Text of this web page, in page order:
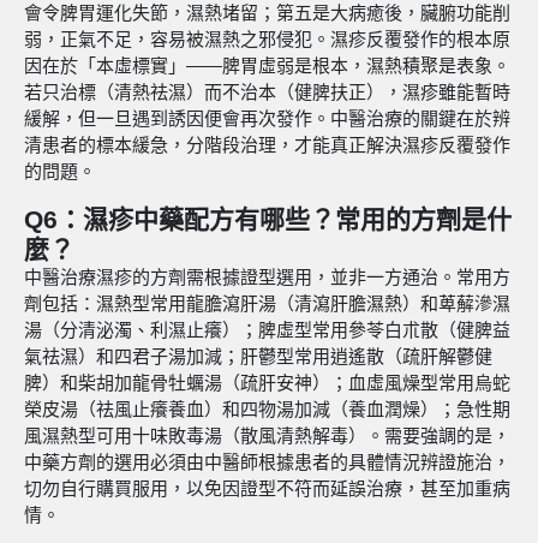
會令脾胃運化失節，濕熱堵留；第五是大病癒後，臟腑功能削
弱，正氣不足，容易被濕熱之邪侵犯。濕疹反覆發作的根本原
因在於「本虛標實」——脾胃虛弱是根本，濕熱積聚是表象。
若只治標（清熱祛濕）而不治本（健脾扶正），濕疹雖能暫時
緩解，但一旦遇到誘因便會再次發作。中醫治療的關鍵在於辨
清患者的標本緩急，分階段治理，才能真正解決濕疹反覆發作
的問題。
Q6：濕疹中藥配方有哪些？常用的方劑是什
麼？
中醫治療濕疹的方劑需根據證型選用，並非一方通治。常用方
劑包括：濕熱型常用龍膽瀉肝湯（清瀉肝膽濕熱）和萆薢滲濕
湯（分清泌濁、利濕止癢）；脾虛型常用參苓白朮散（健脾益
氣祛濕）和四君子湯加減；肝鬱型常用逍遙散（疏肝解鬱健
脾）和柴胡加龍骨牡蠣湯（疏肝安神）；血虛風燥型常用烏蛇
榮皮湯（祛風止癢養血）和四物湯加減（養血潤燥）；急性期
風濕熱型可用十味敗毒湯（散風清熱解毒）。需要強調的是，
中藥方劑的選用必須由中醫師根據患者的具體情況辨證施治，
切勿自行購買服用，以免因證型不符而延誤治療，甚至加重病
情。